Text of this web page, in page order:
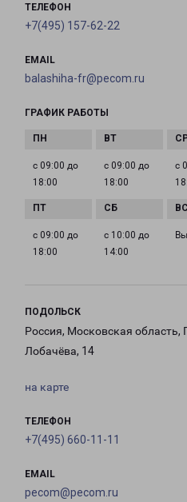
ТЕЛЕФОН
+7(495) 157-62-22
EMAIL
balashiha-fr@pecom.ru
ГРАФИК РАБОТЫ
с 09:00 до
18:00
с 09:00 до
18:00
с
с 09:00 до
18:00
с 10:00 до
14:00
ПОДОЛЬСК
Россия, Московская область,
Лобачёва, 14
на карте
ТЕЛЕФОН
+7(495) 660-11-11
EMAIL
pecom@pecom.ru